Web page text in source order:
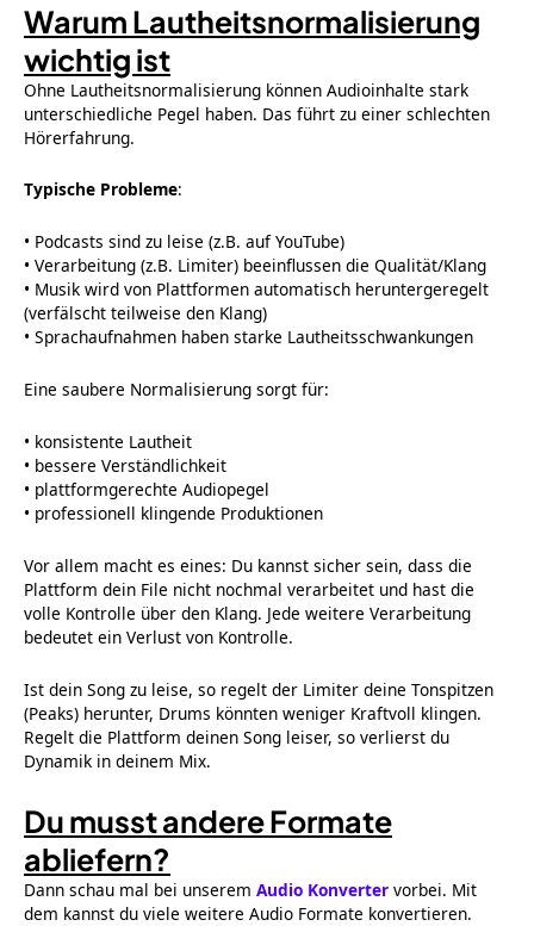
Warum Lautheitsnormalisierung
wichtig ist
Ohne Lautheitsnormalisierung können Audioinhalte stark
unterschiedliche Pegel haben. Das führt zu einer schlechten
Hörerfahrung.
Typische Probleme:
• Podcasts sind zu leise (z.B. auf YouTube)
• Verarbeitung (z.B. Limiter) beeinflussen die Qualität/Klang
• Musik wird von Plattformen automatisch heruntergeregelt
(verfälscht teilweise den Klang)
• Sprachaufnahmen haben starke Lautheitsschwankungen
Eine saubere Normalisierung sorgt für:
• konsistente Lautheit
• bessere Verständlichkeit
• plattformgerechte Audiopegel
• professionell klingende Produktionen
Vor allem macht es eines: Du kannst sicher sein, dass die
Plattform dein File nicht nochmal verarbeitet und hast die
volle Kontrolle über den Klang. Jede weitere Verarbeitung
bedeutet ein Verlust von Kontrolle.
Ist dein Song zu leise, so regelt der Limiter deine Tonspitzen
(Peaks) herunter, Drums könnten weniger Kraftvoll klingen.
Regelt die Plattform deinen Song leiser, so verlierst du
Dynamik in deinem Mix.
Du musst andere Formate
abliefern?
Dann schau mal bei unserem Audio Konverter vorbei. Mit
dem kannst du viele weitere Audio Formate konvertieren.